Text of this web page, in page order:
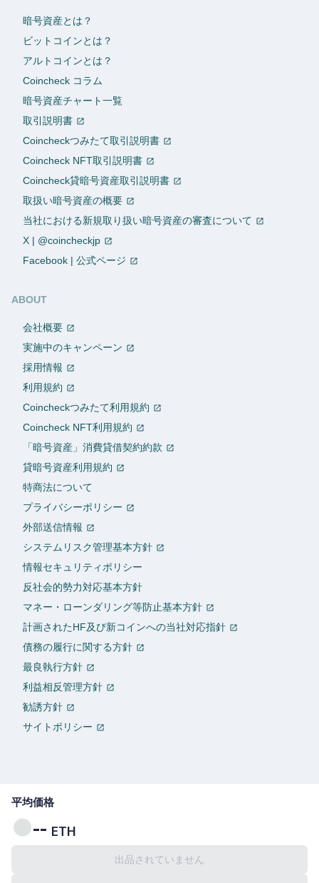
平均価格
-- ETH
出品されていません
暗号資産とは？
ビットコインとは？
アルトコインとは？
Coincheck コラム
暗号資産チャート一覧
取引説明書
Coincheckつみたて取引説明書
Coincheck NFT取引説明書
Coincheck貸暗号資産取引説明書
取扱い暗号資産の概要
当社における新規取り扱い暗号資産の審査について
X | @coincheckjp
Facebook | 公式ページ
ABOUT
会社概要
実施中のキャンペーン
採用情報
利用規約
Coincheckつみたて利用規約
Coincheck NFT利用規約
「暗号資産」消費貸借契約約款
貸暗号資産利用規約
特商法について
プライバシーポリシー
外部送信情報
システムリスク管理基本方針
情報セキュリティポリシー
反社会的勢力対応基本方針
マネー・ローンダリング等防止基本方針
計画されたHF及び新コインへの当社対応指針
債務の履行に関する方針
最良執行方針
利益相反管理方針
勧誘方針
サイトポリシー